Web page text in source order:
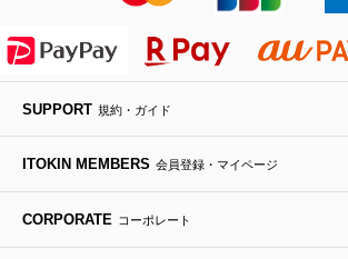
HIROKO KOSHINO
re:edition project 165
ライダースジャケット
デニムジャケット
ダウンジャケット・コート
その他のコート・ブルゾン
ハンカチ・バンダナ
手袋
チャーム・ストラップ
バックパック・リュック
ボディバッグ・メッセンジャーバッグ
トラベルバッグ
ビジネスバッグ
その他のバッグ
フラットシューズ
ローファー
ドレスシューズ
サンダル・ミュール
その他のシューズ
カサブランカ・カラー
ラナンキュラス
ポプリアレンジ＆フレグランス
その他のアートフラワー
SUPPORT 規約・ガイド
ITOKIN MEMBERS 会員登録・マイページ
CORPORATE コーポレート